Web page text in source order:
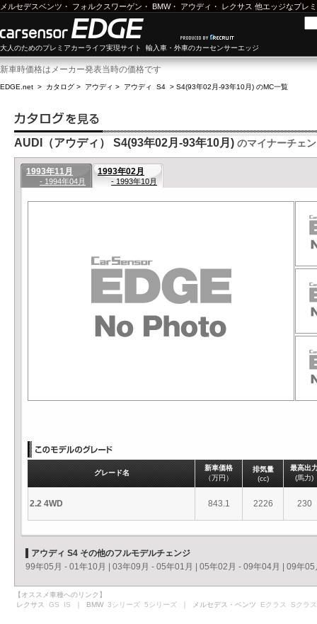
メルセデスベンツ ・ フォルクスワーゲン ・ BMW・ アウディ ・ レクサス 他エッジなプレ
大人のためのプレミアカーライフ実現サイト 輸入車・外車のカーセンサーエッジ
新車時価格はメーカー発表当時の価格です
EDGE.net > カタログ > アウディ > アウディ S4 > S4(93年02月-93年10月) のMC一覧
AUDI（アウディ） S4(93年02月-93年10月) のマイナーチェ
1993年11月
- 1994年04月
1993年02月
- 1993年10月
グレード名
新車価格
（万円）
排気量
(cc)
最高出
(馬力)
2.2 4WD 843.1 2226 230
アウディ S4 その他のフルモデルチェンジ
99年05月 - 01年10月
03年09月 - 05年01月 05年02月 - 09年04月 09年05
【オススメ車種へのリンク】
レクサス GS IS ｜ BMW 3シリーズ 5シリーズ ｜ メルセデス・ベンツ Eクラス Sクラス